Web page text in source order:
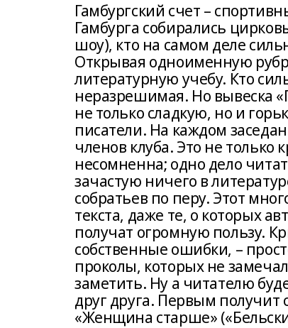
Гамбургский счет –
Гамбурга собирались
шоу), кто на самом деле
Открывая одноименную
литературную учебу. Кто
неразрешимая. Но вывеска
не только сладкую, но и
писатели. На каждом
членов клуба. Это не только
несомненна; одно дело
зачастую ничего в
собратьев по перу. Этот
текста, даже те, о которых
получат огромную пользу.
собственные ошибки, –
проколы, которых не
заметить. Ну а читателю
друг друга. Первым
«Женщина старше»